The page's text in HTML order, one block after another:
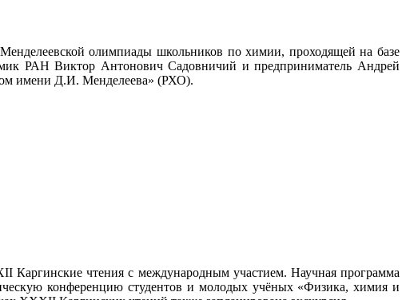
олимпиады школьников по химии, проходящей на базе
РАН Виктор Антонович Садовничий и предприниматель Андрей
имени Д.И. Менделеева» (РХО).
Каргинские чтения с международным участием. Научная программа
конференцию студентов и молодых учёных «Физика, химия и